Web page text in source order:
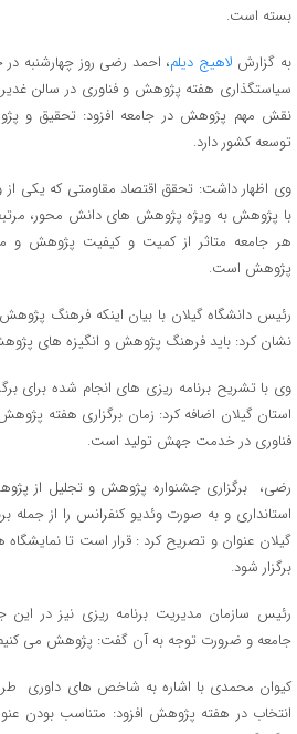
بسته است.
به گزارش لاهیج دیلم، احمد رضی روز چهارشنبه
سیاستگذاری هفته پژوهش و فناوری در سالن غدیر
نقش مهم پژوهش در جامعه افزود: تحقیق و
توسعه کشور دارد.
وی اظهار داشت: تحقق اقتصاد مقاومتی که یکی
با پژوهش به ویژه پژوهش های دانش محور،
هر جامعه متاثر از کمیت و کیفیت پژوهش و
پژوهش است.
رئیس دانشگاه گیلان با بیان اینکه فرهنگ پژوهش
نشان کرد: باید فرهنگ پژوهش و انگیزه های
وی با تشریح برنامه ریزی های انجام شده برای
فناوری در خدمت جهش تولید است.
رضی، برگزاری جشنواره پژوهش و تجلیل از
استانداری و به صورت وئدیو کنفرانس را از
گیلان عنوان و تصریح کرد : قرار است تا
برگزار شود.
رئیس سازمان مدیریت برنامه ریزی نیز در
جامعه و ضرورت توجه به آن گفت: پژوهش می کنیم
کیوان محمدی با اشاره به شاخص های داوری
انتخاب در هفته پژوهش افزود: متناسب بودن